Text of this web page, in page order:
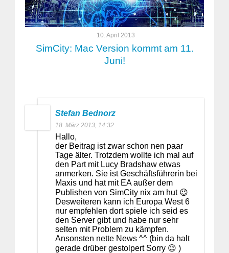
10. April 2013
SimCity: Mac Version kommt am 11.
Juni!
Stefan Bednorz
18. März 2013, 14:32
Hallo,
der Beitrag ist zwar schon nen paar
Tage älter. Trotzdem wollte ich mal auf
den Part mit Lucy Bradshaw etwas
anmerken. Sie ist Geschäftsführerin bei
Maxis und hat mit EA außer dem
Publishen von SimCity nix am hut 😉
Desweiteren kann ich Europa West 6
nur empfehlen dort spiele ich seid es
den Server gibt und habe nur sehr
selten mit Problem zu kämpfen.
Ansonsten nette News ^^ (bin da halt
gerade drüber gestolpert Sorry 😉 )